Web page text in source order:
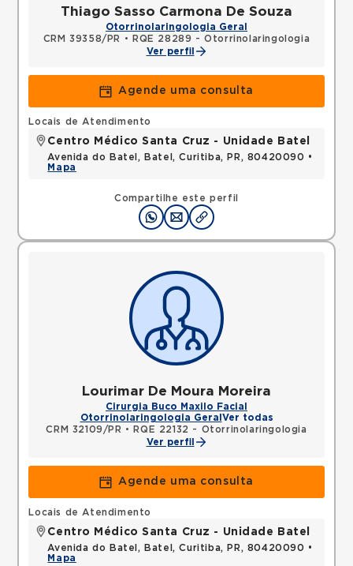
Thiago Sasso Carmona De Souza
Otorrinolaringologia Geral
CRM 39358/PR
•
RQE 28289 - Otorrinolaringologia
Ver perfil
Agende uma consulta
Compartilhe este perfil
Locais de Atendimento
Centro Médico Santa Cruz - Unidade Batel
Avenida do Batel, Batel, Curitiba, PR, 80420090 •
Mapa
Lourimar De Moura Moreira
Cirurgia Buco Maxilo Facial
Otorrinolaringologia Geral Ver todas
CRM 32109/PR •
RQE 22132 - Otorrinolaringologia
Ver perfil
Agende uma consulta
Locais de Atendimento
Centro Médico Santa Cruz - Unidade Batel
Avenida do Batel, Batel, Curitiba, PR, 80420090 •
Mapa